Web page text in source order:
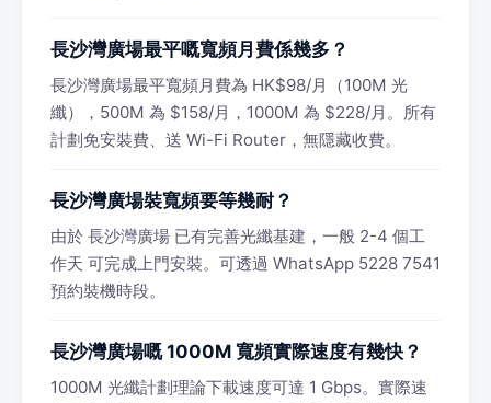
長沙灣廣場最平嘅寬頻月費係幾多？
長沙灣廣場最平寬頻月費為 HK$98/月（100M 光
纖），500M 為 $158/月，1000M 為 $228/月。所有
計劃免安裝費、送 Wi-Fi Router，無隱藏收費。
長沙灣廣場裝寬頻要等幾耐？
由於 長沙灣廣場 已有完善光纖基建，一般 2-4 個工
作天 可完成上門安裝。可透過 WhatsApp 5228 7541
預約裝機時段。
長沙灣廣場嘅 1000M 寬頻實際速度有幾快？
1000M 光纖計劃理論下載速度可達 1 Gbps。實際速